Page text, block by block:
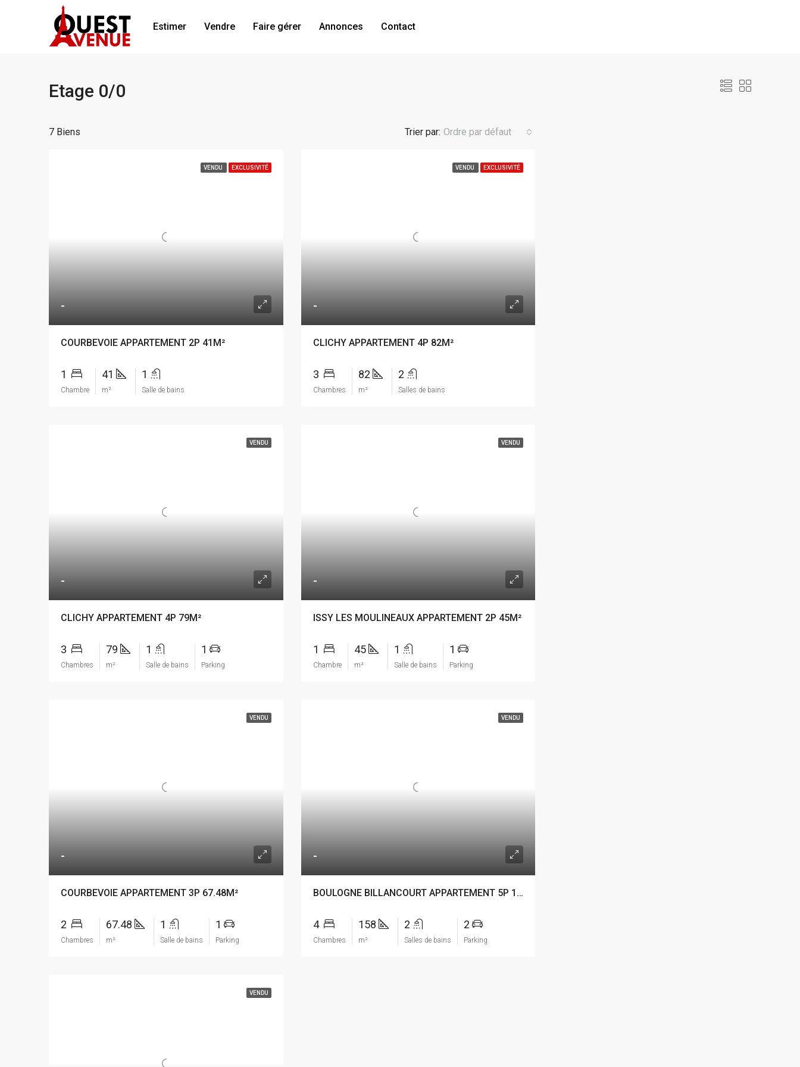
Estimer Vendre Faire gérer Annonces Contact
Etage 0/0
7 Biens Trier par: Ordre par défaut
VENDU EXCLUSIVITÉ
-
COURBEVOIE APPARTEMENT 2P 41M²
1
Chambre
41
m²
1
Salle de bains
VENDU EXCLUSIVITÉ
-
CLICHY APPARTEMENT 4P 82M²
3
Chambres
82
m²
2
Salles de bains
VENDU
-
CLICHY APPARTEMENT 4P 79M²
3
Chambres
79
m²
1
Salle de bains
1
Parking
VENDU
-
ISSY LES MOULINEAUX APPARTEMENT 2P 45M²
1
Chambre
45
m²
1
Salle de bains
1
Parking
VENDU
-
COURBEVOIE APPARTEMENT 3P 67.48M²
2
Chambres
67.48
m²
1
Salle de bains
1
Parking
VENDU
-
BOULOGNE BILLANCOURT APPARTEMENT 5P 158M²
4
Chambres
158
m²
2
Salles de bains
2
Parking
VENDU